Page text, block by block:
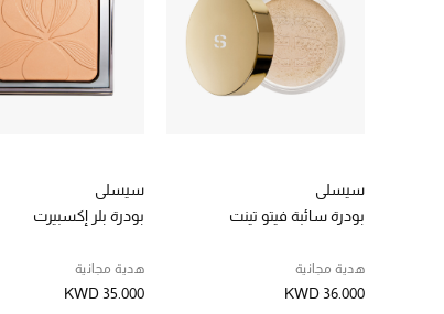
سيسلي
بودرة سائبة فيتو تينت
هدية مجانية
KWD 36.000
سيسلي
بودرة بلر إكسبيرت
هدية مجانية
KWD 35.000